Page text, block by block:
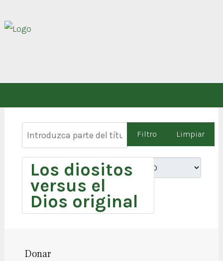
Introduzca parte del título Filtro Limpiar
Cantidad
Los diositos
versus el
Dios original
Donar